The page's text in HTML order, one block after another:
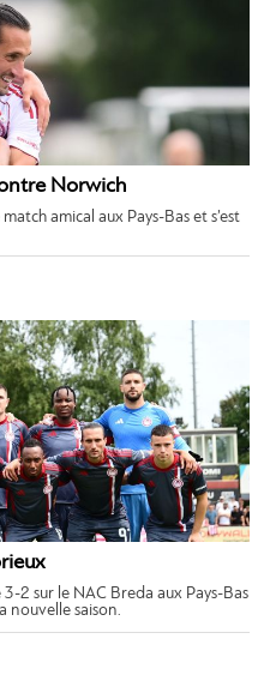
Norwich
amical aux Pays-Bas et s’est
2 sur le NAC Breda aux Pays-Bas
nouvelle saison.